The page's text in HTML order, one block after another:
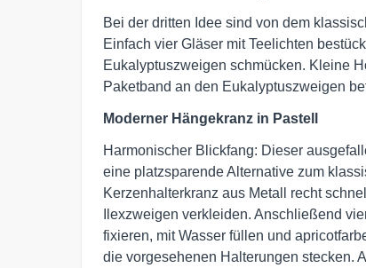
Bei der dritten Idee sind von dem
Einfach vier Gläser mit Teelichten
Eukalyptuszweigen schmücken. Kleine
Paketband an den Eukalyptuszweigen
Moderner Hängekranz in Pastell
Harmonischer Blickfang: Dieser
eine platzsparende Alternative zum
Kerzenhalterkranz aus Metall recht
Ilexzweigen verkleiden. Anschließend
fixieren, mit Wasser füllen und
die vorgesehenen Halterungen stecken.